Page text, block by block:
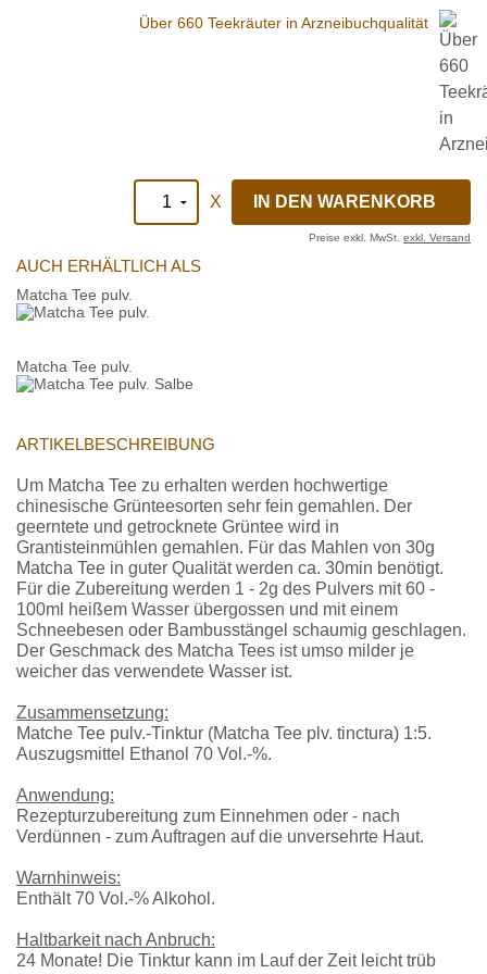
Über 660 Teekräuter in Arzneibuchqualität
X
Preise exkl. MwSt. exkl. Versand
AUCH ERHÄLTLICH ALS
Matcha Tee pulv.
Matcha Tee pulv.
ARTIKELBESCHREIBUNG
Um Matcha Tee zu erhalten werden hochwertige
chinesische Grünteesorten sehr fein gemahlen. Der
geerntete und getrocknete Grüntee wird in
Grantisteinmühlen gemahlen. Für das Mahlen von 30g
Matcha Tee in guter Qualität werden ca. 30min benötigt.
Für die Zubereitung werden 1 - 2g des Pulvers mit 60 -
100ml heißem Wasser übergossen und mit einem
Schneebesen oder Bambusstängel schaumig geschlagen.
Der Geschmack des Matcha Tees ist umso milder je
weicher das verwendete Wasser ist.
Zusammensetzung:
Matche Tee pulv.-Tinktur (Matcha Tee plv. tinctura) 1:5.
Auszugsmittel Ethanol 70 Vol.-%.
Anwendung:
Rezepturzubereitung zum Einnehmen oder - nach
Verdünnen - zum Auftragen auf die unversehrte Haut.
Warnhinweis:
Enthält 70 Vol.-% Alkohol.
Haltbarkeit nach Anbruch:
24 Monate! Die Tinktur kann im Lauf der Zeit leicht trüb